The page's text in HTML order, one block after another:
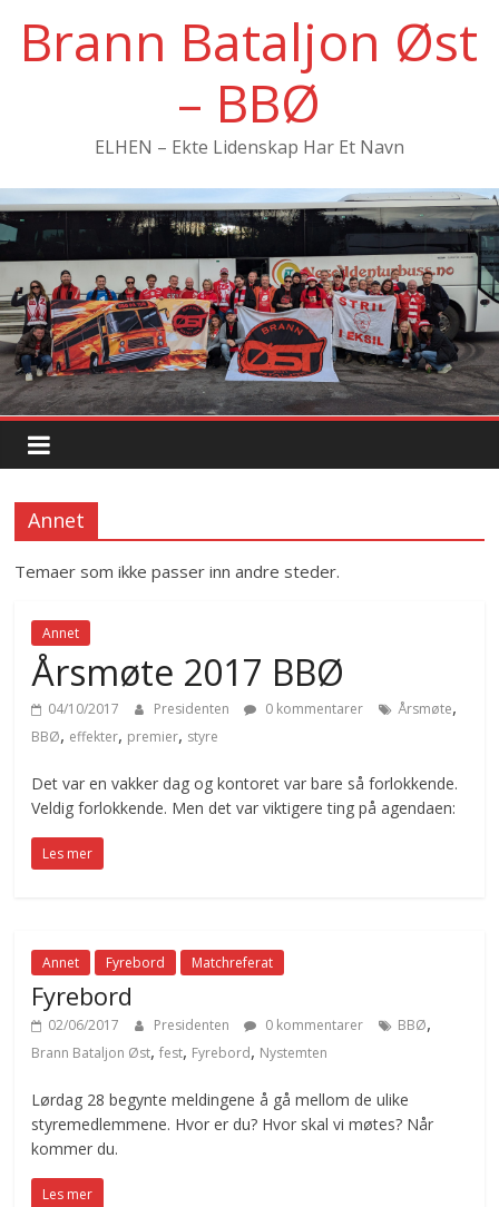
innholdet
Brann Bataljon Øst
– BBØ
ELHEN – Ekte Lidenskap Har Et Navn
Annet
Temaer som ikke passer inn andre steder.
Annet
Årsmøte 2017 BBØ
04/10/2017 Presidenten 0 kommentarer Årsmøte,
BBØ, effekter, premier, styre
Det var en vakker dag og kontoret var bare så forlokkende.
Veldig forlokkende. Men det var viktigere ting på agendaen:
Les mer
Annet Fyrebord Matchreferat
Fyrebord
02/06/2017 Presidenten 0 kommentarer BBØ,
Brann Bataljon Øst,fest, Fyrebord, Nystemten
Lørdag 28 begynte meldingene å gå mellom de ulike
styremedlemmene. Hvor er du? Hvor skal vi møtes? Når
kommer du.
Les mer